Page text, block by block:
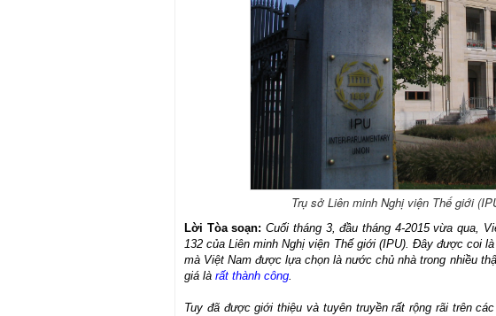
Trụ sở Liên minh Nghị viện Thế giới
Lời Tòa soạn: Cuối tháng 3, đầu tháng 4-2015 vừa qua,
132 của Liên minh Nghị viện Thế giới (IPU). Đây được coi
mà Việt Nam được lựa chọn là nước chủ nhà trong nhiều
giá là rất thành công
Tuy đã được giới thiệu và tuyên truyền rất rộng rãi trên